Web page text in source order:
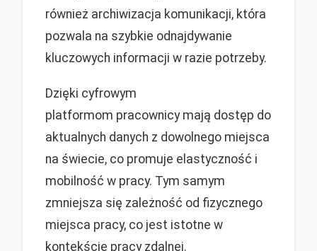
również archiwizacja komunikacji, która
pozwala na szybkie odnajdywanie
kluczowych informacji w razie potrzeby.
Dzięki cyfrowym
platformom pracownicy mają dostęp do
aktualnych danych z dowolnego miejsca
na świecie, co promuje elastyczność i
mobilność w pracy. Tym samym
zmniejsza się zależność od fizycznego
miejsca pracy, co jest istotne w
kontekście pracy zdalnej.